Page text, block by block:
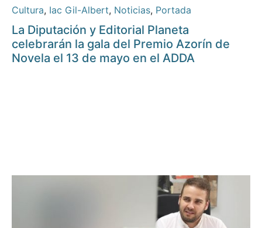
Cultura, Iac Gil-Albert, Noticias, Portada
La Diputación y Editorial Planeta
celebrarán la gala del Premio Azorín de
Novela el 13 de mayo en el ADDA